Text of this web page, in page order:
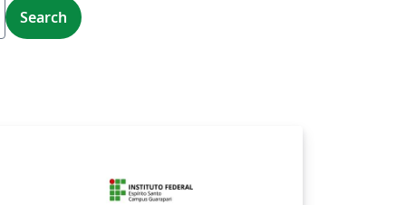
Search